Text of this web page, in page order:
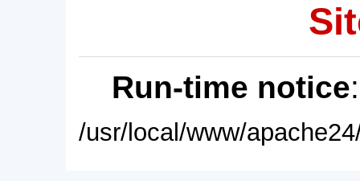
Run-time notice
/usr/local/www/